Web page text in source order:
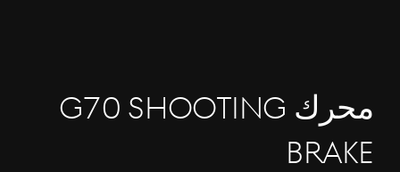
محرك G70 Shooting
Brake